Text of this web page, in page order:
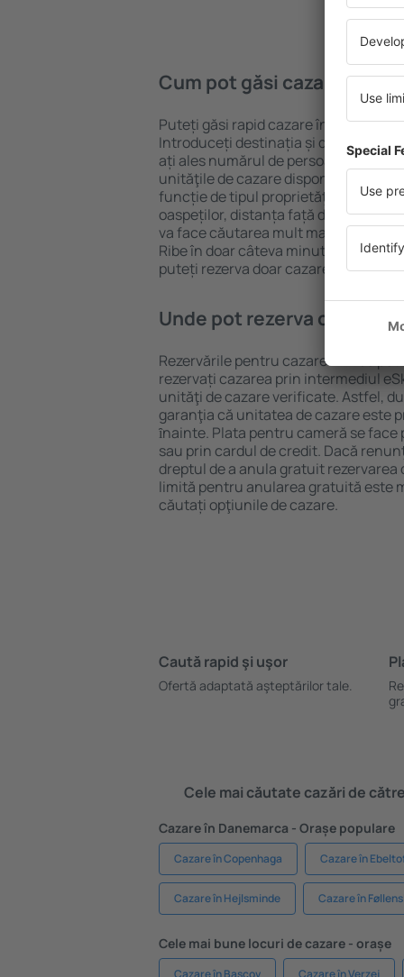
Cum pot găsi cazare în
Puteți găsi rapid cazare în Ribe
Introduceți destinația și datele de
ați ales numărul de persoane,
unităţile de cazare disponibile în
funcție de tipul proprietăţii, numărul
oaspeților, distanța față de centru și
va face căutarea mult mai ușoară.
Ribe în doar câteva minute. În
puteți rezerva doar cazare sau un
Unde pot rezerva cazare în
Rezervările pentru cazare în Ribe
rezervați cazarea prin intermediul
unităţi de cazare verificate. Astfel,
garanţia că unitatea de cazare este
ȋnainte. Plata pentru cameră se
sau prin cardul de credit. Dacă
dreptul de a anula gratuit rezervarea
limită pentru anularea gratuită este
căutați opţiunile de cazare.
Caută rapid şi uşor
Ofertă adaptată aşteptărilor tale.
Cele mai căutate cazări de
Cazare în Danemarca - Orașe populare
Cazare în Copenhaga Cazare în
Cazare în Hejlsminde Cazare în
Cele mai bune locuri de cazare - orașe
Cazare în Bascov Cazare în Verzej